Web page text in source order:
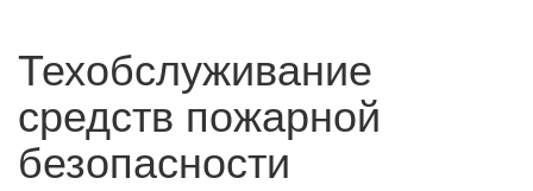
Техобслуживание
средств пожарной
безопасности